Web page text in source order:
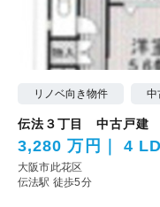
リノベ向き物件 中
伝法３丁目 中古戸建
3,280 万円 4
大阪市此花区
伝法駅 徒歩5分